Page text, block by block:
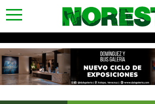
toggle
navigation